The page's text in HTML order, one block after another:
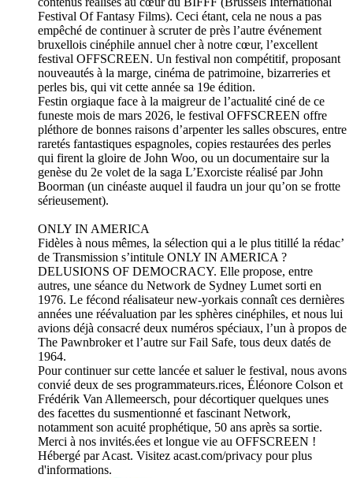
Festival Of Fantasy Films). Ceci étant, cela ne nous a pas
empêché de continuer à scruter de près l’autre événement
bruxellois cinéphile annuel cher à notre cœur, l’excellent
festival OFFSCREEN. Un festival non compétitif, proposant
nouveautés à la marge, cinéma de patrimoine, bizarreries et
perles bis, qui vit cette année sa 19e édition.
Festin orgiaque face à la maigreur de l’actualité ciné de ce
funeste mois de mars 2026, le festival OFFSCREEN offre
pléthore de bonnes raisons d’arpenter les salles obscures, entre
raretés fantastiques espagnoles, copies restaurées des perles
qui firent la gloire de John Woo, ou un documentaire sur la
genèse du 2e volet de la saga L’Exorciste réalisé par John
Boorman (un cinéaste auquel il faudra un jour qu’on se frotte
sérieusement).
ONLY IN AMERICA
Fidèles à nous mêmes, la sélection qui a le plus titillé la rédac’
de Transmission s’intitule ONLY IN AMERICA ?
DELUSIONS OF DEMOCRACY. Elle propose, entre
autres, une séance du Network de Sydney Lumet sorti en
1976. Le fécond réalisateur new-yorkais connaît ces dernières
années une réévaluation par les sphères cinéphiles, et nous lui
avions déjà consacré deux numéros spéciaux, l’un à propos de
The Pawnbroker et l’autre sur Fail Safe, tous deux datés de
1964.
Pour continuer sur cette lancée et saluer le festival, nous avons
convié deux de ses programmateurs.rices, Éléonore Colson et
Frédérik Van Allemeersch, pour décortiquer quelques unes
des facettes du susmentionné et fascinant Network,
notamment son acuité prophétique, 50 ans après sa sortie.
Merci à nos invités.ées et longue vie au OFFSCREEN !
Hébergé par Acast. Visitez acast.com/privacy pour plus
d'informations.